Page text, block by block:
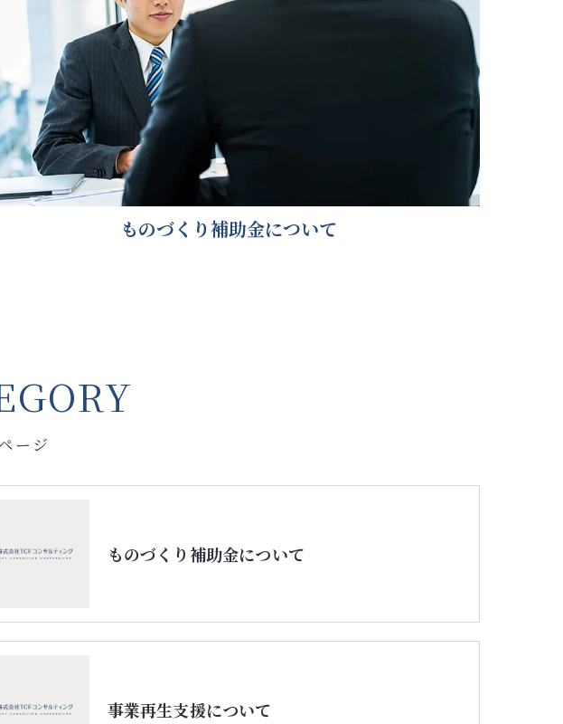
ものづくり補助金について
ージ
ものづくり補助金について
事業再生支援について